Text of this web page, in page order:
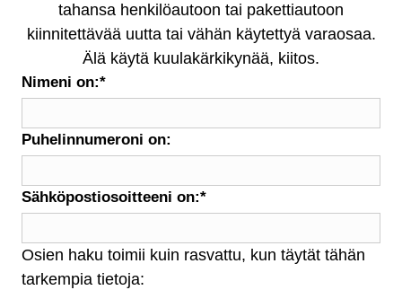
tahansa henkilöautoon tai pakettiautoon
kiinnitettävää uutta tai vähän käytettyä varaosaa.
Älä käytä kuulakärkikynää, kiitos.
Nimeni on:*
Puhelinnumeroni on:
Sähköpostiosoitteeni on:*
Osien haku toimii kuin rasvattu, kun täytät tähän
tarkempia tietoja: